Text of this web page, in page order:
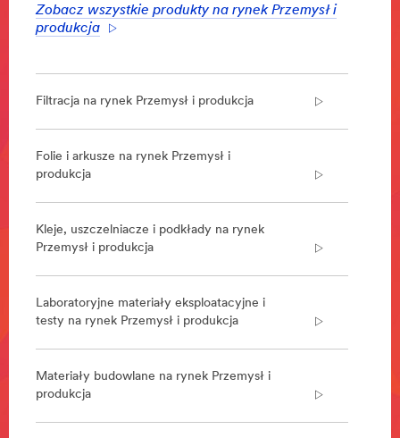
/3M/pl_PL/metalworking-
pl/
area
Pakowanie
***
/3M/pl_PL/packaging-
pl/
**Site
area
Spajanie
montaz
url**
/3M/pl_PL/klejenie-
Zobacz wszystkie produkty na rynek Przemysł i
produkcja
Filtracja na rynek Przemysł i produkcja
Folie i arkusze na rynek Przemysł i
produkcja
Kleje, uszczelniacze i podkłady na rynek
Przemysł i produkcja
Laboratoryjne materiały eksploatacyjne i
testy na rynek Przemysł i produkcja
Materiały budowlane na rynek Przemysł i
produkcja